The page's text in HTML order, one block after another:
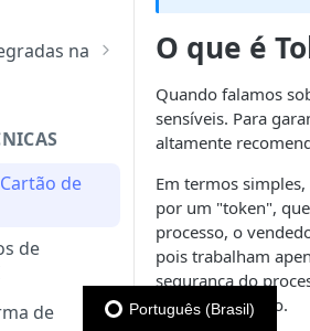
—
e
Crédito
Cobrança
— Cartão
na
iugu
Plugin
3.2.5+
plugin
3.2.0+
de
de
de
O que é
Quando falamos
sensíveis. Para
altamente
Em termos
por um "token",
processo, o
pois trabalham
segurança do
cartão de crédito.
Português (Brasil)